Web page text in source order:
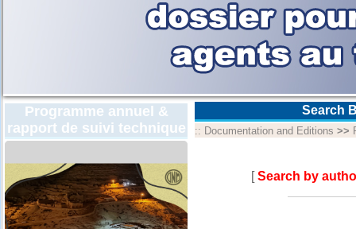
Programme annuel &
rapport de suivi technique
Search
:: Documentation and Editions >>
[Search by